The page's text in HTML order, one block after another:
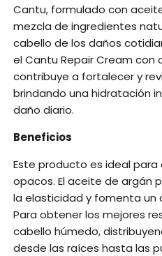
Cantu, formulado con
mezcla de ingredientes
cabello de los daños
el Cantu Repair Cream con
contribuye a fortalecer y
brindando una hidratación
daño diario.
Beneficios
Este producto es ideal
opacos. El aceite de argán
la elasticidad y fomenta un
Para obtener los mejores
cabello húmedo,
desde las raíces hasta las